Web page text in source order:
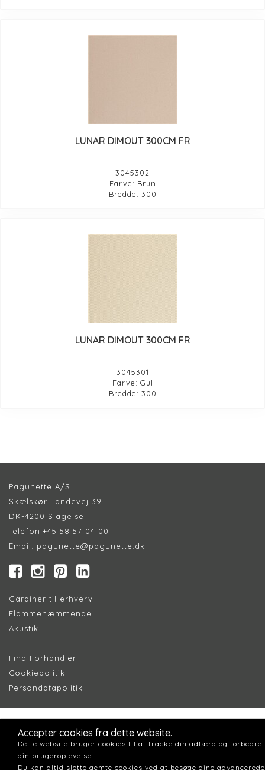
LUNAR DIMOUT 300CM FR
3045302
Farve: Brun
Bredde: 300
LUNAR DIMOUT 300CM FR
3045301
Farve: Gul
Bredde: 300
Pagunette A/S
Skælskør Landevej 39
DK-4200 Slagelse
Telefon:+45 58 57 04 00
Email: pagunette@pagunette.dk
Gardiner til erhverv
Flammehæmmende
Akustik
Find Forhandler
Cookiepolitik
Persondatapolitik
Accepter cookies fra dette website.
Dette website bruger cookies til at tracke din adfærd og forbedre
din brugeroplevelse.
Du kan altid slette gemte cookies ved at besøge dine advancerede